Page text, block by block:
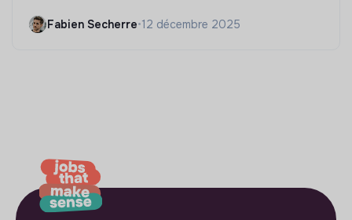
Fabien Secherre•12 décembre 2025